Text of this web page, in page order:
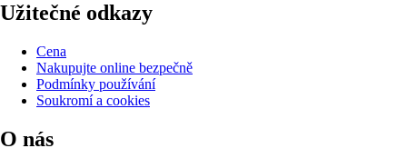
Užitečné odkazy
Cena
Nakupujte online bezpečně
Podmínky používání
Soukromí a cookies
O nás